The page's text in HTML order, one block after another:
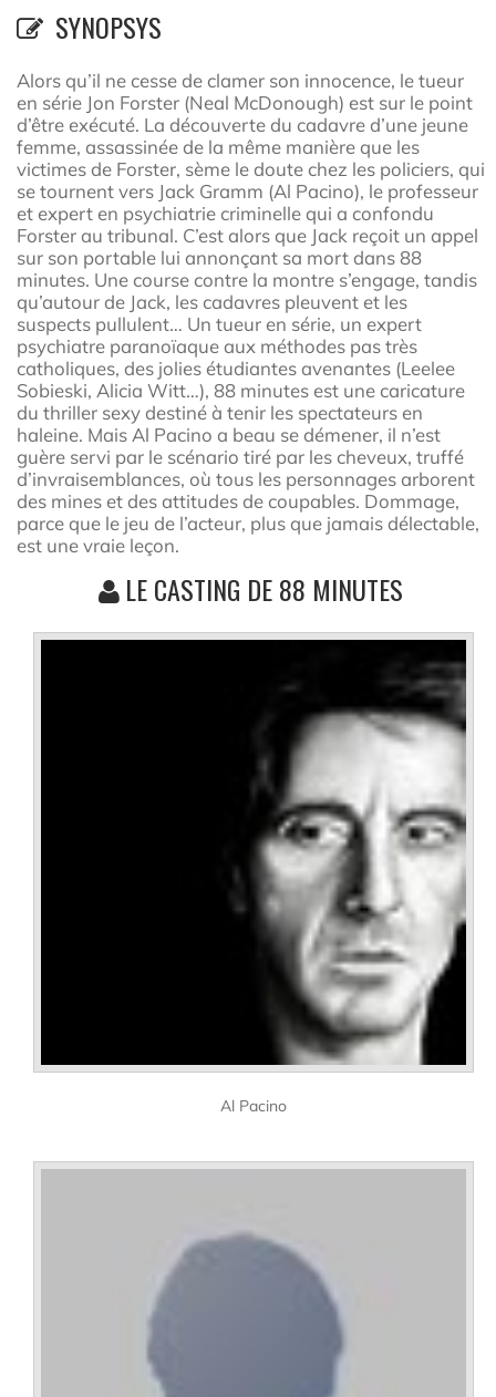
SYNOPSYS
Alors qu’il ne cesse de clamer son innocence, le tueur
en série Jon Forster (Neal McDonough) est sur le point
d’être exécuté. La découverte du cadavre d’une jeune
femme, assassinée de la même manière que les
victimes de Forster, sème le doute chez les policiers, qui
se tournent vers Jack Gramm (Al Pacino), le professeur
et expert en psychiatrie criminelle qui a confondu
Forster au tribunal. C’est alors que Jack reçoit un appel
sur son portable lui annonçant sa mort dans 88
minutes. Une course contre la montre s’engage, tandis
qu’autour de Jack, les cadavres pleuvent et les
suspects pullulent… Un tueur en série, un expert
psychiatre paranoïaque aux méthodes pas très
catholiques, des jolies étudiantes avenantes (Leelee
Sobieski, Alicia Witt…), 88 minutes est une caricature
du thriller sexy destiné à tenir les spectateurs en
haleine. Mais Al Pacino a beau se démener, il n’est
guère servi par le scénario tiré par les cheveux, truffé
d’invraisemblances, où tous les personnages arborent
des mines et des attitudes de coupables. Dommage,
parce que le jeu de l’acteur, plus que jamais délectable,
est une vraie leçon.
LE CASTING DE 88 MINUTES
Al Pacino